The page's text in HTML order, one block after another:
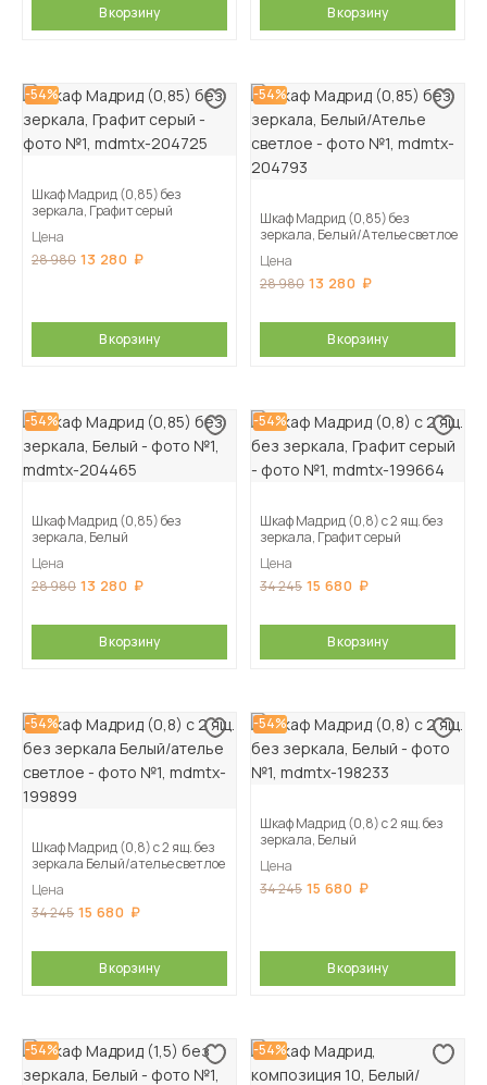
В корзину В корзину
-54%
Шкаф Мадрид (0,85) без
зеркала, Графит серый
Цена
28 980 13 280
В корзину
-54%
Шкаф Мадрид (0,85) без
зеркала, Белый/Ателье светлое
Цена
28 980 13 280
В корзину
-54%
Шкаф Мадрид (0,85) без
зеркала, Белый
Цена
28 980 13 280
В корзину
-54%
Шкаф Мадрид (0,8) с 2 ящ. без
зеркала, Графит серый
Цена
34 245 15 680
В корзину
-54%
Шкаф Мадрид (0,8) с 2 ящ. без
зеркала Белый/ателье светлое
Цена
34 245 15 680
В корзину
-54%
Шкаф Мадрид (0,8) с 2 ящ. без
зеркала, Белый
Цена
34 245 15 680
В корзину
-54% -54%